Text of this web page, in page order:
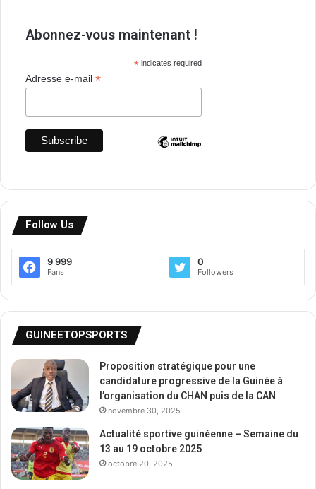
Abonnez-vous maintenant !
*indicates required
Adresse e-mail *
Follow Us
9 999
Fans
0
Followers
GUINEETOPSPORTS
Proposition stratégique pour une
candidature progressive de la Guinée à
l’organisation du CHAN puis de la CAN
novembre 30, 2025
Actualité sportive guinéenne – Semaine du
13 au 19 octobre 2025
octobre 20, 2025